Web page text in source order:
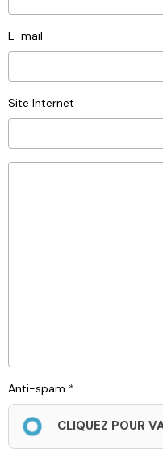
E-mail
Site Internet
Anti-spam
CLIQUEZ POUR